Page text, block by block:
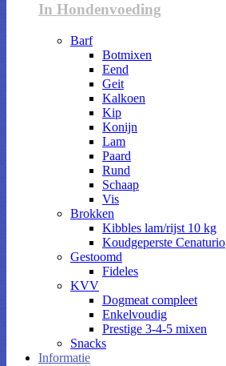
In Hondenvoeding
Barf
Botmixen
Eend
Geit
Kalkoen
Kip
Konijn
Lam
Paard
Rund
Schaap
Vis
Brokken
Kibbles lam/rijst 10 kg
Koudgeperste Cenaturio
Gestoomd
Fideles
KVV
Dogmeat compleet
Enkelvoudig
Prestige 3-4-5 mixen
Snacks
Informatie